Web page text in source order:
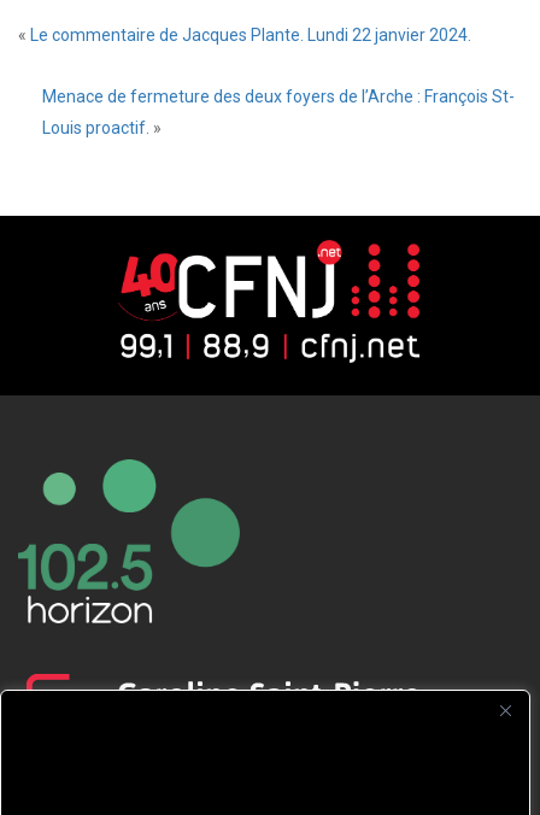
« Le commentaire de Jacques Plante. Lundi 22 janvier 2024.
Menace de fermeture des deux foyers de l’Arche : François St-
Louis proactif. »